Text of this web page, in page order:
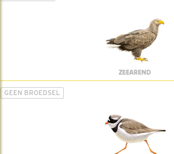
ZEEAREND
GEEN BROEDSEL